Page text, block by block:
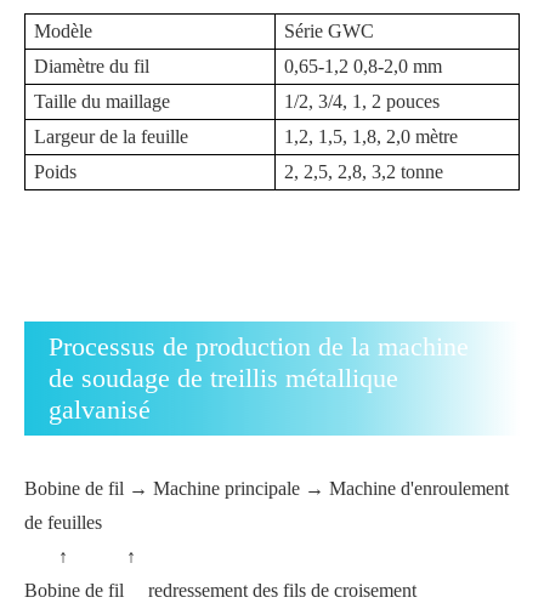
Modèle
Série GWC
Diamètre du fil
0,65-1,2 0,8-2,0 mm
Taille du maillage
1/2, 3/4, 1, 2 pouces
Largeur de la feuille
1,2, 1,5, 1,8, 2,0 mètre
Poids
2, 2,5, 2,8, 3,2 tonne
Processus de production de la machine
de soudage de treillis métallique
galvanisé
Bobine de fil → Machine principale → Machine d'enroulement
de feuilles
↑ ↑
Bobine de fil redressement des fils de croisement